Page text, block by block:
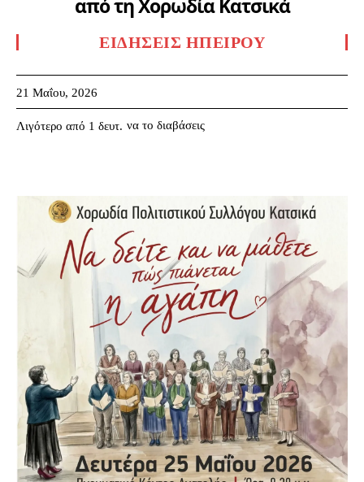
από τη Χορωδία Κατσικά
ΕΙΔΉΣΕΙΣ ΗΠΕΊΡΟΥ
21 Μαΐου, 2026
Λιγότερο από 1 δευτ. να το διαβάσεις